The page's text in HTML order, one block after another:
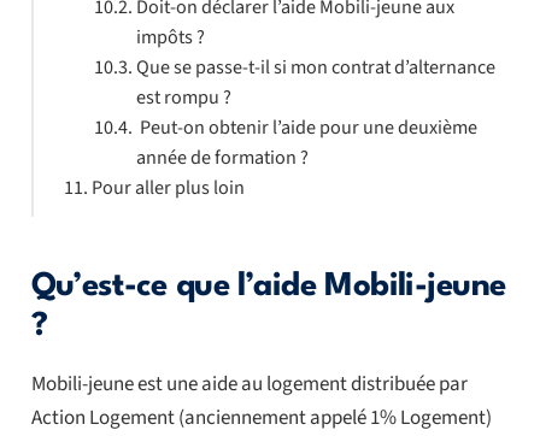
Qu’est-ce que l’aide Mobili-jeune
?
Mobili-jeune est une aide au logement distribuée par
Action Logement (anciennement appelé 1% Logement)
Doit-on déclarer l’aide Mobili-jeune aux
impôts ?
Que se passe-t-il si mon contrat d’alternance
est rompu ?
Peut-on obtenir l’aide pour une deuxième
année de formation ?
Pour aller plus loin